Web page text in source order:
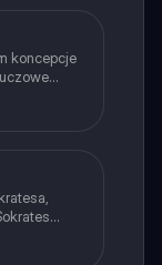
koncepcje
w
naukowe